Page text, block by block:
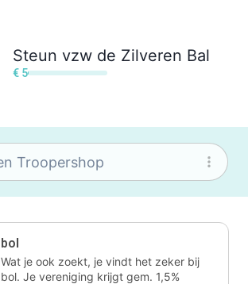
Steun vzw de Zilveren Bal
€ 5
bol
Wat je ook zoekt, je vindt het zeker bij
bol. Je vereniging krijgt gem. 1,5%